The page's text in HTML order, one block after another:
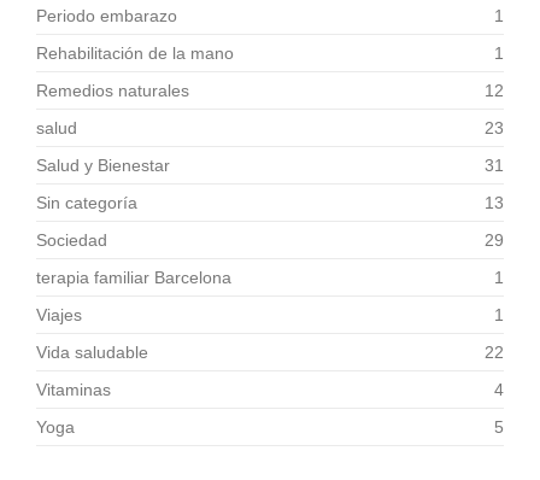
Periodo embarazo
1
Rehabilitación de la mano
1
Remedios naturales
12
salud
23
Salud y Bienestar
31
Sin categoría
13
Sociedad
29
terapia familiar Barcelona
1
Viajes
1
Vida saludable
22
Vitaminas
4
Yoga
5